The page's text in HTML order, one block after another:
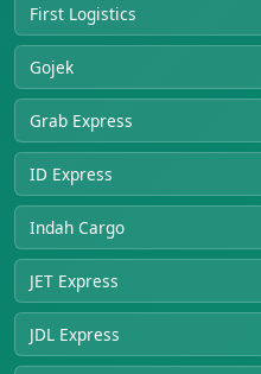
First Logistics
Gojek
Grab Express
ID Express
Indah Cargo
JET Express
JDL Express